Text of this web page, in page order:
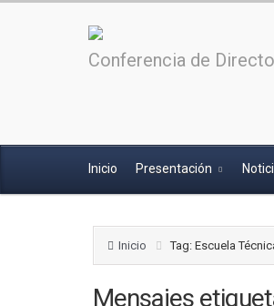
Conferencia de
Inicio Presentación
Inicio Tag: Escuela
Mensajes